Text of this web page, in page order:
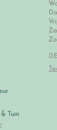
Tuin